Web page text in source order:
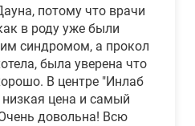
потому что врачи
в роду уже были
синдромом, а прокол
была уверена что
В центре "Инлаб
низкая цена и самый
довольна! Всю